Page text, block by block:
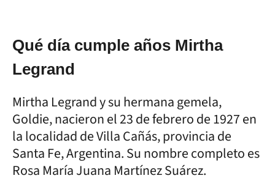
Qué día cumple años Mirtha
Legrand
Mirtha Legrand y su hermana gemela,
Goldie, nacieron el 23 de febrero de 1927 en
la localidad de Villa Cañás, provincia de
Santa Fe, Argentina. Su nombre completo es
Rosa María Juana Martínez Suárez.